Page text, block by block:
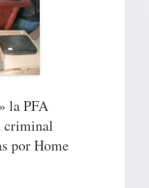
la PFA
criminal
por Home